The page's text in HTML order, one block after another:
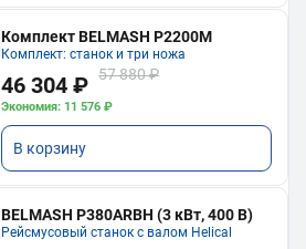
Комплект BELMASH P2200M
Комплект: станок и три ножа
46 304 ₽ 57 880 ₽
Экономия: 11 576 ₽
В корзину
BELMASH P380ARBH (3 кВт, 400 В)
Рейсмусовый станок с валом Helical